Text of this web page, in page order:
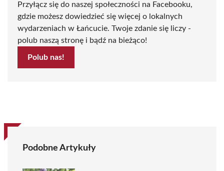
Przyłącz się do naszej społeczności na Facebooku,
gdzie możesz dowiedzieć się więcej o lokalnych
wydarzeniach w Łańcucie. Twoje zdanie się liczy -
polub naszą stronę i bądź na bieżąco!
Polub nas!
Podobne Artykuły